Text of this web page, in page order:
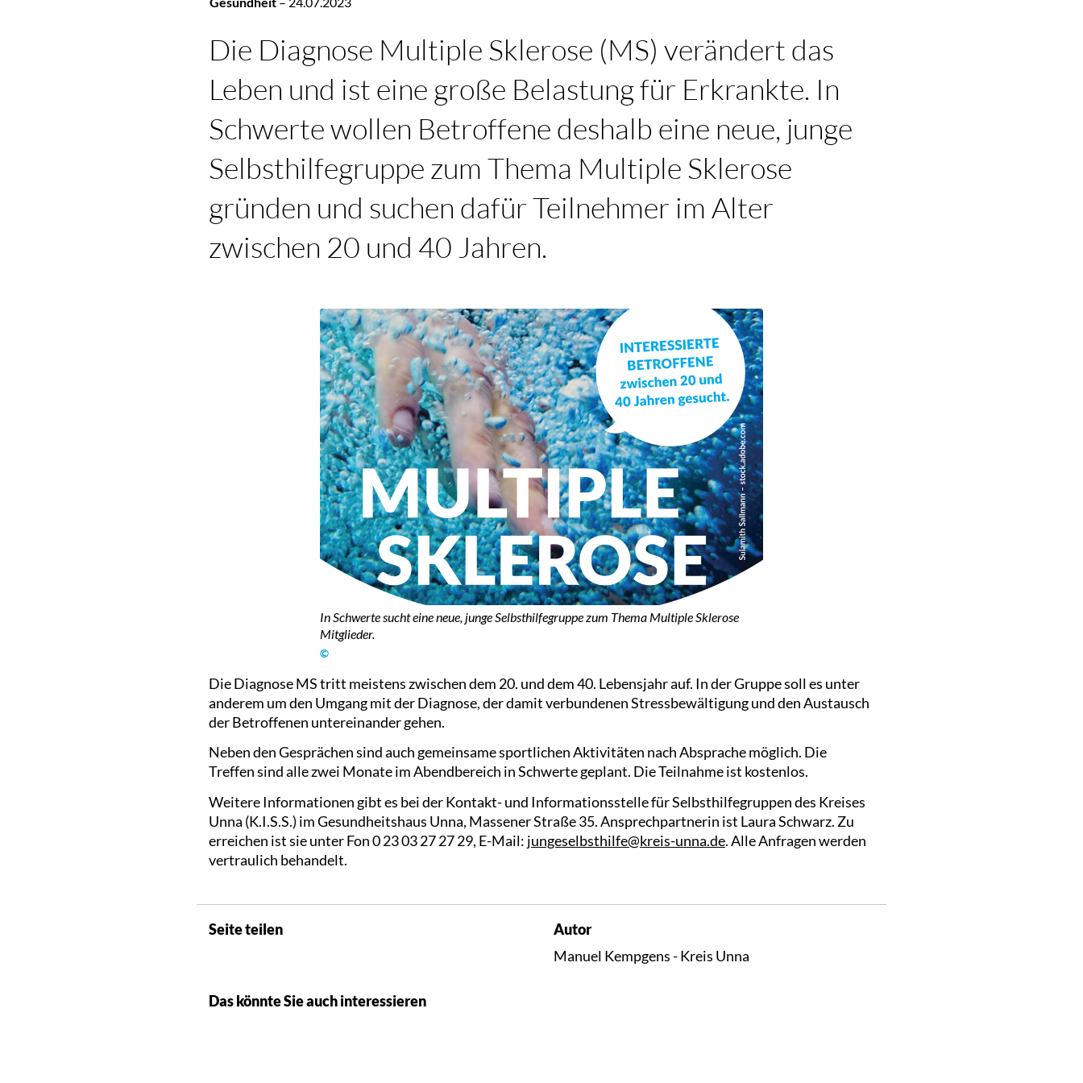
Die Diagnose Multiple Sklerose (MS) verändert das
Leben und ist eine große Belastung für Erkrankte. In
Schwerte wollen Betroffene deshalb eine neue, junge
Selbsthilfegruppe zum Thema Multiple Sklerose
gründen und suchen dafür Teilnehmer im Alter
zwischen 20 und 40 Jahren.
In Schwerte sucht eine neue, junge Selbsthilfegruppe zum Thema Multiple Sklerose
Mitglieder.
©
Die Diagnose MS tritt meistens zwischen dem 20. und dem 40. Lebensjahr auf. In der Gruppe soll es unter
anderem um den Umgang mit der Diagnose, der damit verbundenen Stressbewältigung und den Austausch
der Betroffenen untereinander gehen.
Neben den Gesprächen sind auch gemeinsame sportlichen Aktivitäten nach Absprache möglich. Die
Treffen sind alle zwei Monate im Abendbereich in Schwerte geplant. Die Teilnahme ist kostenlos.
Weitere Informationen gibt es bei der Kontakt- und Informationsstelle für Selbsthilfegruppen des Kreises
Unna (K.I.S.S.) im Gesundheitshaus Unna, Massener Straße 35. Ansprechpartnerin ist Laura Schwarz. Zu
erreichen ist sie unter Fon 0 23 03 27 27 29, E-Mail: jungeselbsthilfe@kreis-unna.de. Alle Anfragen werden
vertraulich behandelt.
Seite teilen
Autor
Manuel Kempgens - Kreis Unna
Das könnte Sie auch interessieren